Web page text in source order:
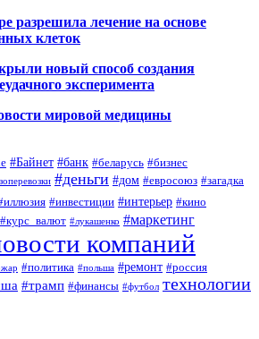
разрешила лечение на основе
клеток
новый способ создания
эксперимента
мировой медицины
#Байнет #банк #беларусь #бизнес
#деньги #дом #евросоюз #загадка
#инвестиции #интерьер #кино
#курс_валют #лукашенко #маркетинг
компаний
#политика #польша #ремонт #россия
#трамп #финансы #футбол технологии